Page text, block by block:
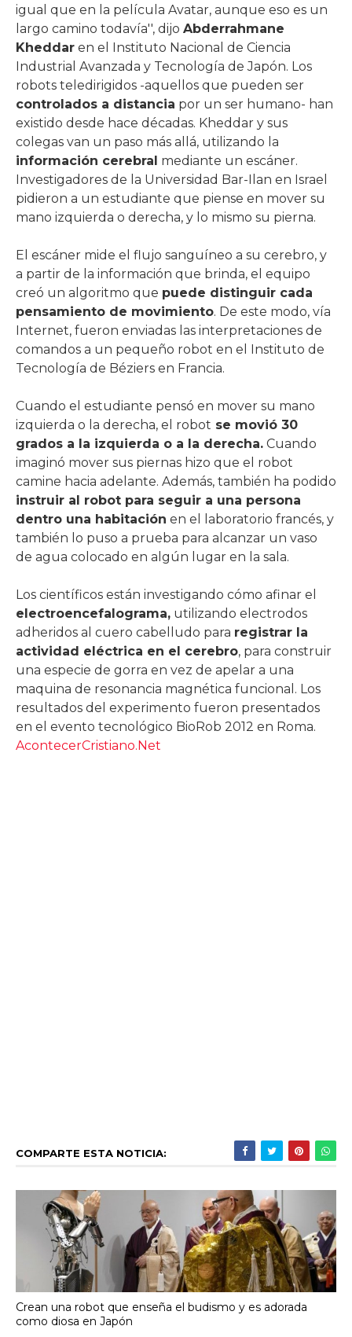
igual que en la película Avatar, aunque eso es un
largo camino todavía'', dijo Abderrahmane
Kheddar en el Instituto Nacional de Ciencia
Industrial Avanzada y Tecnología de Japón. Los
robots teledirigidos -aquellos que pueden ser
controlados a distancia por un ser humano- han
existido desde hace décadas. Kheddar y sus
colegas van un paso más allá, utilizando la
información cerebral mediante un escáner.
Investigadores de la Universidad Bar-Ilan en Israel
pidieron a un estudiante que piense en mover su
mano izquierda o derecha, y lo mismo su pierna.
El escáner mide el flujo sanguíneo a su cerebro, y
a partir de la información que brinda, el equipo
creó un algoritmo que puede distinguir cada
pensamiento de movimiento. De este modo, vía
Internet, fueron enviadas las interpretaciones de
comandos a un pequeño robot en el Instituto de
Tecnología de Béziers en Francia.
Cuando el estudiante pensó en mover su mano
izquierda o la derecha, el robot se movió 30
grados a la izquierda o a la derecha. Cuando
imaginó mover sus piernas hizo que el robot
camine hacia adelante. Además, también ha podido
instruir al robot para seguir a una persona
dentro una habitación en el laboratorio francés, y
también lo puso a prueba para alcanzar un vaso
de agua colocado en algún lugar en la sala.
Los científicos están investigando cómo afinar el
electroencefalograma, utilizando electrodos
adheridos al cuero cabelludo para registrar la
actividad eléctrica en el cerebro, para construir
una especie de gorra en vez de apelar a una
maquina de resonancia magnética funcional. Los
resultados del experimento fueron presentados
en el evento tecnológico BioRob 2012 en Roma.
AcontecerCristiano.Net
COMPARTE ESTA NOTICIA:
Crean una robot que enseña el budismo y es adorada
como diosa en Japón